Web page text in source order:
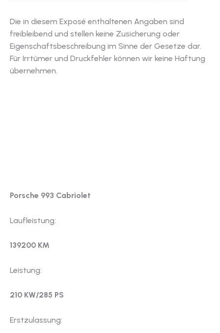
Die in diesem Exposé enthaltenen Angaben sind
freibleibend und stellen keine Zusicherung oder
Eigenschaftsbeschreibung im Sinne der Gesetze dar.
Für Irrtümer und Druckfehler können wir keine Haftung
übernehmen.
Porsche 993 Cabriolet
Laufleistung:
139200 KM
Leistung:
210 KW/285 PS
Erstzulassung: